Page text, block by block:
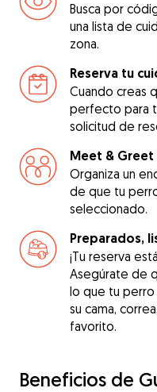
Busca por
una lista de
zona.
Reserva tu
Cuando creas
perfecto para
solicitud de
Meet & Greet
Organiza un
de que tu
seleccionado.
Preparados,
¡Tu reserva
Asegúrate de
lo que tu perro
su cama,
favorito.
Beneficios de